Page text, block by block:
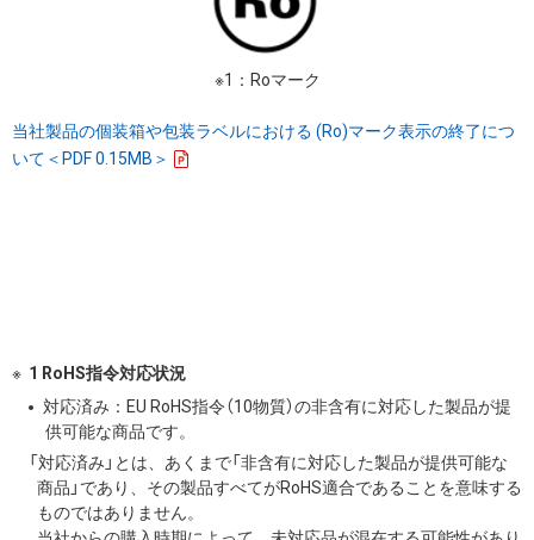
※1：Roマーク
当社製品の個装箱や包装ラベルにおける (Ro)マーク表示の終了につ
いて＜PDF 0.15MB＞
1 RoHS指令対応状況
対応済み：EU RoHS指令（10物質）の非含有に対応した製品が提
供可能な商品です。
「対応済み」とは、あくまで「非含有に対応した製品が提供可能な
商品」であり、その製品すべてがRoHS適合であることを意味する
ものではありません。